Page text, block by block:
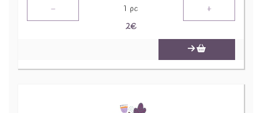
- 1 pc +
2€